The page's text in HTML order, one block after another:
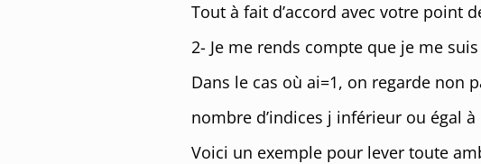
Tout à fait d’accord avec votre point
2- Je me rends compte que je me
Dans le cas où ai=1, on regarde non
nombre d’indices j inférieur ou égal
Voici un exemple pour lever toute